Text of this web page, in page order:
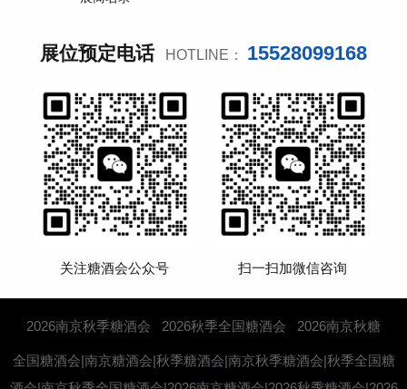
展位预定电话 HOTLINE： 15528099168
关注糖酒会公众号 扫一扫加微信咨询
2026南京秋季糖酒会 2026秋季全国糖酒会 2026南京秋糖
全国糖酒会|南京糖酒会|秋季糖酒会|南京秋季糖酒会|秋季全国糖